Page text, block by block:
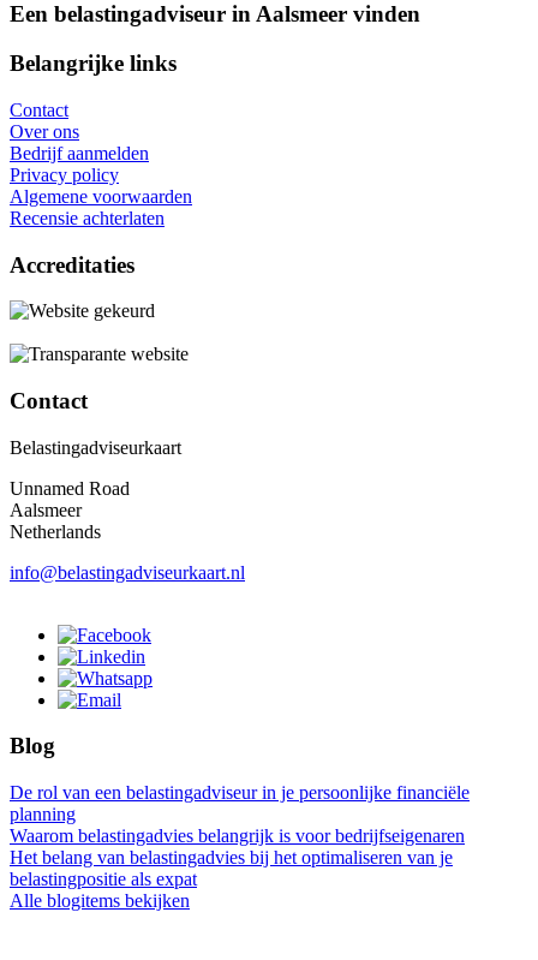
Een belastingadviseur in Aalsmeer vinden
Belangrijke links
Contact
Over ons
Bedrijf aanmelden
Privacy policy
Algemene voorwaarden
Recensie achterlaten
Accreditaties
Contact
Belastingadviseurkaart
Unnamed Road
Aalsmeer
Netherlands
info@belastingadviseurkaart.nl
Blog
De rol van een belastingadviseur in je persoonlijke financiële
planning
Waarom belastingadvies belangrijk is voor bedrijfseigenaren
Het belang van belastingadvies bij het optimaliseren van je
belastingpositie als expat
Alle blogitems bekijken